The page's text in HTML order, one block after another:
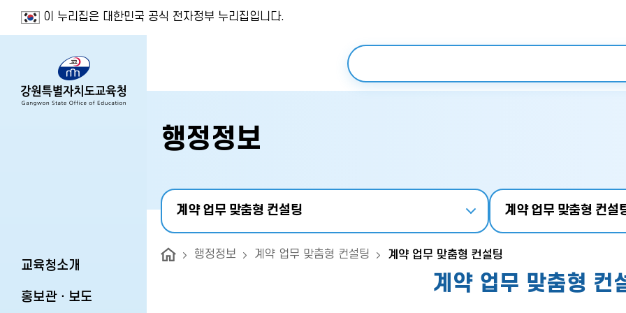
이 누리집은 대한민국 공식 전자정부 누리집입니다.
검색어 입력
교육청소개
홍보관ㆍ보도
행정정보
계약 업무 맞춤형 컨설팅 계약 업무 맞춤형 컨설
행정정보 계약 업무 맞춤형 컨설팅 계약 업무 맞춤형 컨설팅
계약 업무 맞춤형 컨